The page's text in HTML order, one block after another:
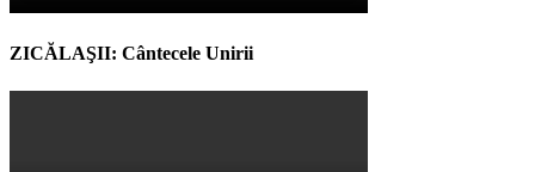
ZICĂLAŞII: Cântecele Unirii